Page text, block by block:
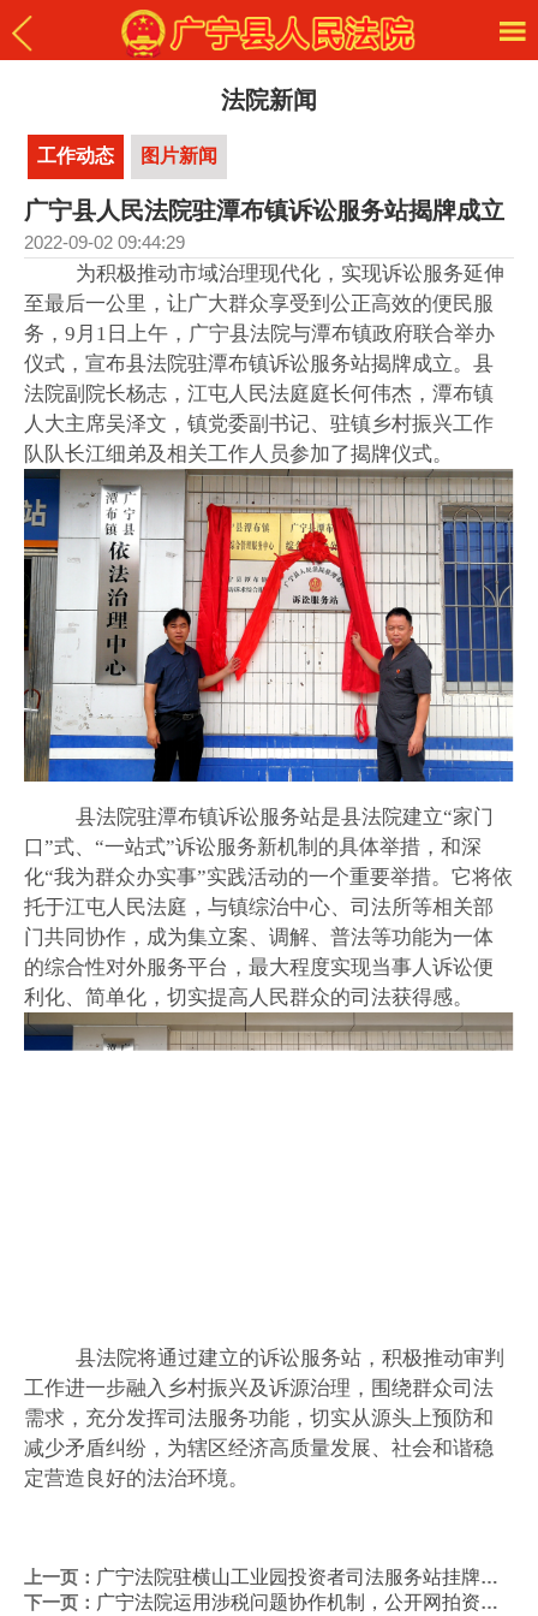
法院新闻
工作动态 图片新闻
广宁县人民法院驻潭布镇诉讼服务站揭牌成立
2022-09-02 09:44:29
为积极推动市域治理现代化，实现诉讼服务延伸
至最后一公里，让广大群众享受到公正高效的便民服
务，9月1日上午，广宁县法院与潭布镇政府联合举办
仪式，宣布县法院驻潭布镇诉讼服务站揭牌成立。县
法院副院长杨志，江屯人民法庭庭长何伟杰，潭布镇
人大主席吴泽文，镇党委副书记、驻镇乡村振兴工作
队队长江细弟及相关工作人员参加了揭牌仪式。
县法院驻潭布镇诉讼服务站是县法院建立“家门
口”式、“一站式”诉讼服务新机制的具体举措，和深
化“我为群众办实事”实践活动的一个重要举措。它将依
托于江屯人民法庭，与镇综治中心、司法所等相关部
门共同协作，成为集立案、调解、普法等功能为一体
的综合性对外服务平台，最大程度实现当事人诉讼便
利化、简单化，切实提高人民群众的司法获得感。
县法院将通过建立的诉讼服务站，积极推动审判
工作进一步融入乡村振兴及诉源治理，围绕群众司法
需求，充分发挥司法服务功能，切实从源头上预防和
减少矛盾纠纷，为辖区经济高质量发展、社会和谐稳
定营造良好的法治环境。
上一页： 广宁法院驻横山工业园投资者司法服务站挂牌成立
下一页： 广宁法院运用涉税问题协作机制，公开网拍资产涉税信息